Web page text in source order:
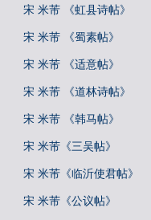
宋 米芾 《虹县诗帖》
宋 米芾 《蜀素帖》
宋 米芾 《适意帖》
宋 米芾 《道林诗帖》
宋 米芾 《韩马帖》
宋 米芾《三吴帖》
宋 米芾《临沂使君帖》
宋 米芾《公议帖》